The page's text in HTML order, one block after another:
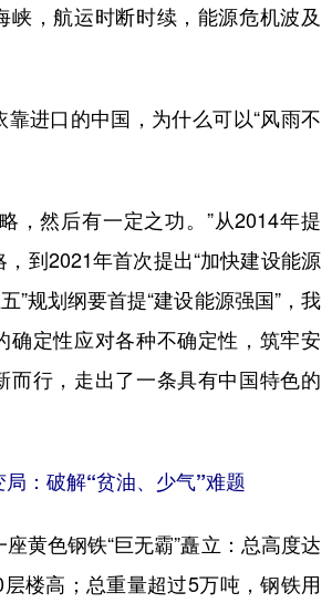
书画 健康 军事
央文件 金融 汽车
乡村振兴 银龄 溯源中国
旅游 能源 会展
娱乐 时尚 悦读
带一路 亚太网 上市公司
天津 河北 山西
吉林 上海 江苏
峡，航运时断时续，能源危机波及
进口的中国，为什么可以“风雨不
然后有一定之功。”从2014年提
到2021年首次提出“加快建设能源
”规划纲要首提“建设能源强国”，我
确定性应对各种不确定性，筑牢安
而行，走出了一条具有中国特色的
：破解“贫油、少气”难题
色钢铁“巨无霸”矗立：总高度达
楼高；总重量超过5万吨，钢铁用